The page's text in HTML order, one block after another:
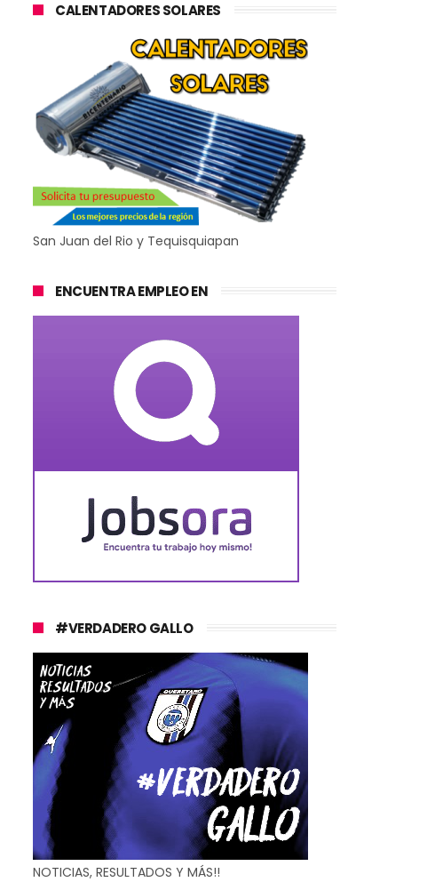
CALENTADORES SOLARES
San Juan del Rio y Tequisquiapan
ENCUENTRA EMPLEO EN
#VERDADERO GALLO
NOTICIAS, RESULTADOS Y MÁS!!